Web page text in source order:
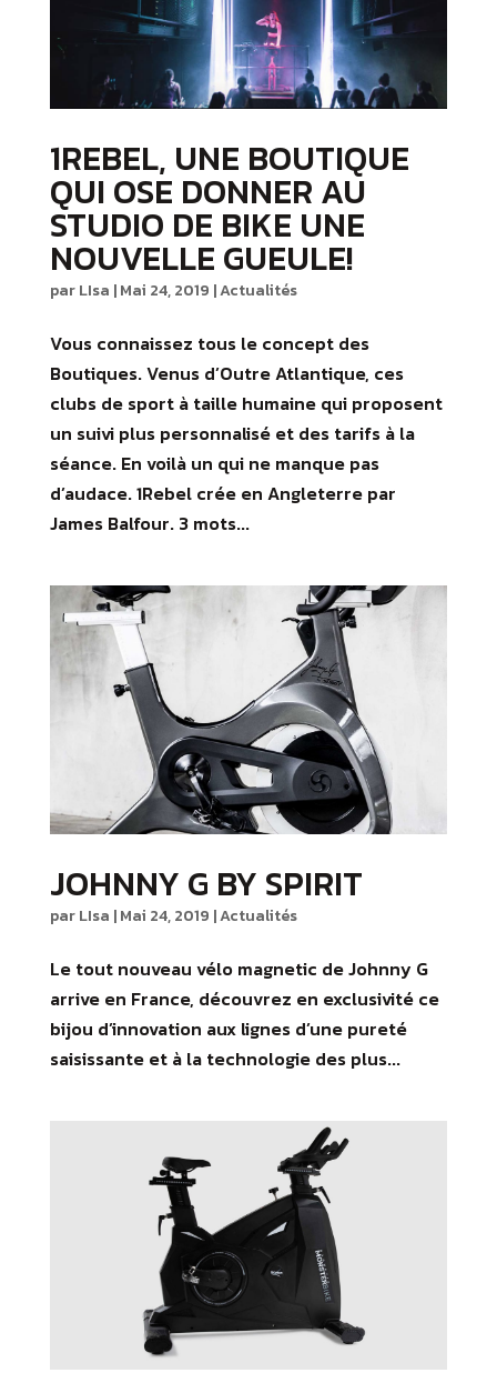
1REBEL, UNE BOUTIQUE
QUI OSE DONNER AU
STUDIO DE BIKE UNE
NOUVELLE GUEULE!
parLIsa |Mai 24, 2019 |Actualités
Vous connaissez tous le concept des
Boutiques. Venus d’Outre Atlantique, ces
clubs de sport à taille humaine qui proposent
un suivi plus personnalisé et des tarifs à la
séance. En voilà un qui ne manque pas
d’audace. 1Rebel crée en Angleterre par
James Balfour. 3 mots...
JOHNNY G BY SPIRIT
parLIsa |Mai 24, 2019 |Actualités
Le tout nouveau vélo magnetic de Johnny G
arrive en France, découvrez en exclusivité ce
bijou d’innovation aux lignes d’une pureté
saisissante et à la technologie des plus...